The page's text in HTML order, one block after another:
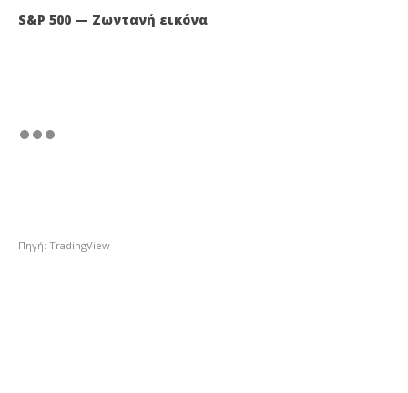
S&P 500 — Ζωντανή εικόνα
Πηγή: TradingView